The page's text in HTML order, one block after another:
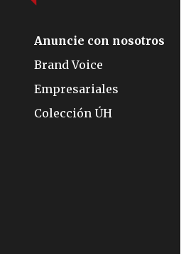
Anuncie con nosotros
Brand Voice
Empresariales
Colección ÚH